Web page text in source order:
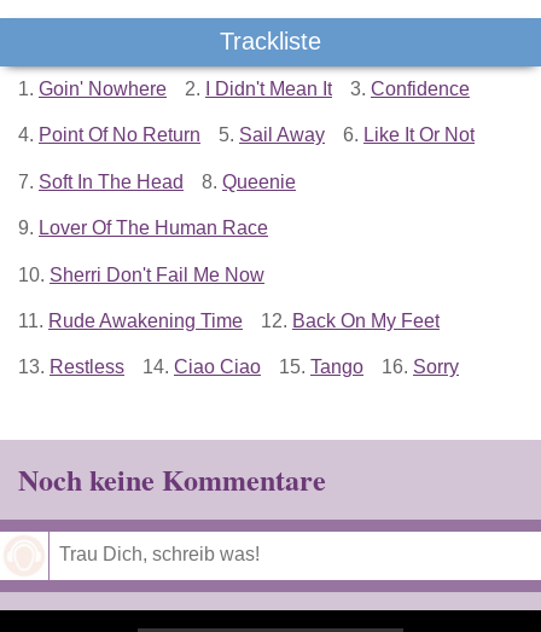
Trackliste
1. Goin' Nowhere 2. I Didn't Mean It 3. Confidence
4. Point Of No Return 5. Sail Away 6. Like It Or Not
7. Soft In The Head 8. Queenie
9. Lover Of The Human Race
10. Sherri Don't Fail Me Now
11. Rude Awakening Time 12. Back On My Feet
13. Restless 14. Ciao Ciao 15. Tango 16. Sorry
Noch keine Kommentare